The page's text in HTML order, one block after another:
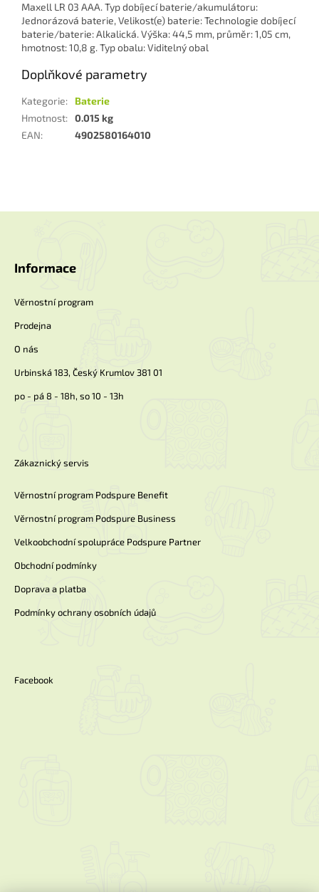
Maxell LR 03 AAA. Typ dobíjecí baterie/akumulátoru:
Jednorázová baterie, Velikost(e) baterie: Technologie dobíjecí
baterie/baterie: Alkalická. Výška: 44,5 mm, průměr: 1,05 cm,
hmotnost: 10,8 g. Typ obalu: Viditelný obal
Doplňkové parametry
Kategorie:
Baterie
Hmotnost: 0.015 kg
EAN: 4902580164010
Informace
Věrnostní program
Prodejna
O nás
Urbinská 183, Český Krumlov 381 01
po - pá 8 - 18h, so 10 - 13h
Zákaznický servis
Věrnostní program Podspure Benefit
Věrnostní program Podspure Business
Velkoobchodní spolupráce Podspure Partner
Obchodní podmínky
Doprava a platba
Podmínky ochrany osobních údajů
Facebook